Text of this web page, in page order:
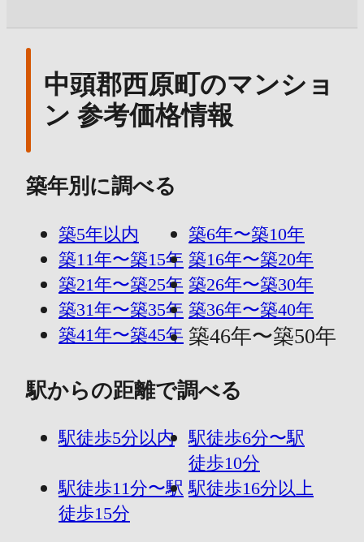
中頭郡西原町のマンショ
ン 参考価格情報
築年別に調べる
築5年以内
築6年〜築10年
築11年〜築15年 築16年〜築20年
築21年〜築25年 築26年〜築30年
築31年〜築35年 築36年〜築40年
築41年〜築45年 築46年〜築50年
駅からの距離で調べる
駅徒歩5分以内
駅徒歩6分〜駅
徒歩10分
駅徒歩11分〜駅
徒歩15分
駅徒歩16分以上